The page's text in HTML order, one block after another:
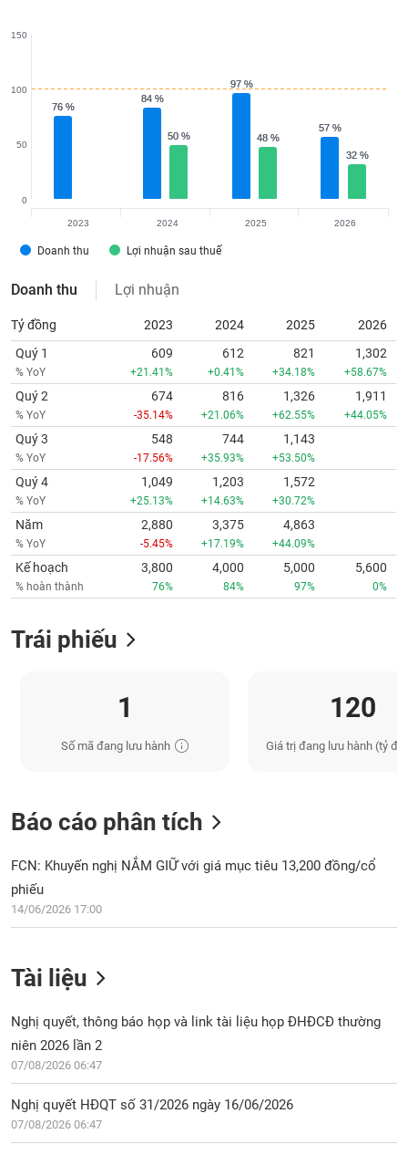
76 %
76 %
84 %
84 %
97 %
97 %
57 %
57 %
50 %
50 % 48 %
48 %
32 %
32 %
Doanh thu Lợi nhuận sau thuế
0
50
100
150
2023 2024 2025 2026
Doanh thu Lợi nhuận
Tỷ đồng 2023 2024 2025
2026
Quý 1
% YoY
609
+21.41%
612
+0.41%
821
+34.18%
1,302
+58.67%
Quý 2
% YoY
674
-35.14%
816
+21.06%
1,326
+62.55%
1,911
+44.05%
Quý 3
% YoY
548
-17.56%
744
+35.93%
1,143
+53.50%
Quý 4
% YoY
1,049
+25.13%
1,203
+14.63%
1,572
+30.72%
Năm
% YoY
2,880
-5.45%
3,375
+17.19%
4,863
+44.09%
Kế hoạch
% hoàn thành
3,800
76%
4,000
84%
5,000
97%
5,600
0%
Trái phiếu
1
Số mã đang lưu hành
120
Giá trị đang lưu hành (tỷ
Báo cáo phân tích
FCN: Khuyến nghị NẮM GIỮ với giá mục tiêu 13,200 đồng/cổ
phiếu
14/06/2026 17:00
Tài liệu
Nghị quyết, thông báo họp và link tài liệu họp ĐHĐCĐ thường
niên 2026 lần 2
07/08/2026 06:47
Nghị quyết HĐQT số 31/2026 ngày 16/06/2026
07/08/2026 06:47